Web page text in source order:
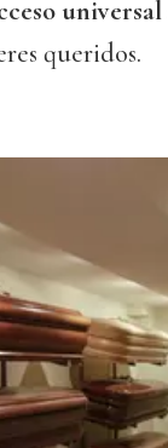
universal
queridos.